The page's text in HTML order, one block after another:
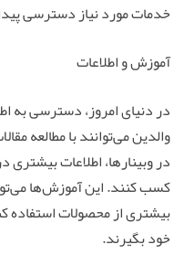
خدمات مورد نیاز دسترسی
آموزش و اطلاعات
در دنیای امروز، دسترسی به
والدین می‌توانند با مطالعه
در وبینارها، اطلاعات بیشتری
کسب کنند. این آموزش‌ها
بیشتری از محصولات استفاده
خود بگیرند.